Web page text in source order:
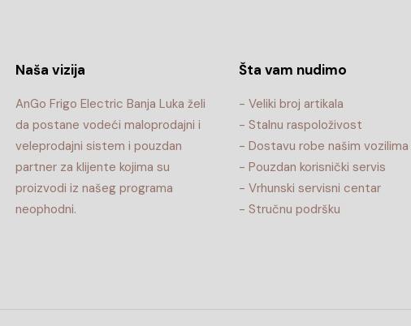
Naša vizija
AnGo Frigo Electric Banja Luka želi
da postane vodeći maloprodajni i
veleprodajni sistem i pouzdan
partner za klijente kojima su
proizvodi iz našeg programa
neophodni.
Šta vam nudimo
- Veliki broj artikala
- Stalnu raspoloživost
- Dostavu robe našim vozilima
- Pouzdan korisnički servis
- Vrhunski servisni centar
- Stručnu podršku